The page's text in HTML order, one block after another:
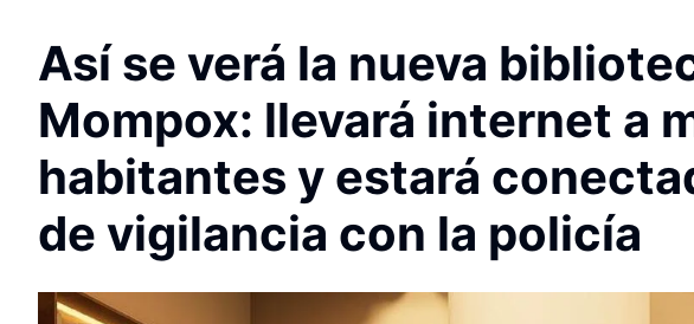
Así se verá la nueva
Mompox: llevará internet a
habitantes y estará
de vigilancia con la policía